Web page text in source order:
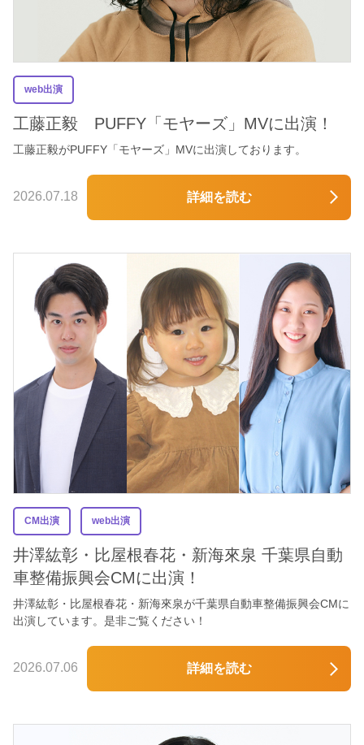
web出演
工藤正毅 PUFFY「モヤーズ」MVに出演！
工藤正毅がPUFFY「モヤーズ」MVに出演しております。
2026.07.18 詳細を読む
CM出演 web出演
井澤紘彰・比屋根春花・新海來泉 千葉県自動
車整備振興会CMに出演！
井澤紘彰・比屋根春花・新海來泉が千葉県自動車整備振興会CMに
出演しています。是非ご覧ください！
2026.07.06 詳細を読む